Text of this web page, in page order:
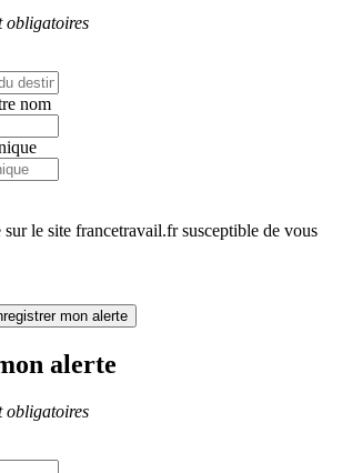
obligatoires
nom
le site francetravail.fr susceptible de vous
mon alerte
alerte
obligatoires